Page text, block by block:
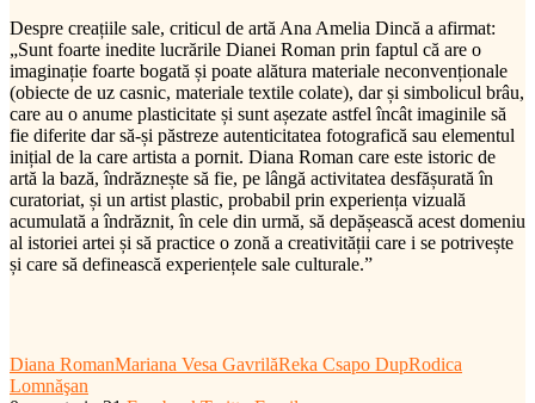
Despre creațiile sale, criticul de artă Ana Amelia Dincă a afirmat:
„Sunt foarte inedite lucrările Dianei Roman prin faptul că are o
imaginație foarte bogată și poate alătura materiale neconvenționale
(obiecte de uz casnic, materiale textile colate), dar și simbolicul brâu,
care au o anume plasticitate și sunt așezate astfel încât imaginile să
fie diferite dar să-și păstreze autenticitatea fotografică sau elementul
inițial de la care artista a pornit. Diana Roman care este istoric de
artă la bază, îndrăznește să fie, pe lângă activitatea desfășurată în
curatoriat, și un artist plastic, probabil prin experiența vizuală
acumulată a îndrăznit, în cele din urmă, să depășească acest domeniu
al istoriei artei și să practice o zonă a creativității care i se potrivește
și care să definească experiențele sale culturale.”
Diana RomanMariana Vesa GavrilăReka Csapo DupRodica
Lomnăşan